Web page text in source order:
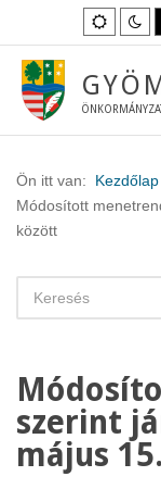
mód
Ön itt van: Kezdőlap
Módosított
között
szerint
május